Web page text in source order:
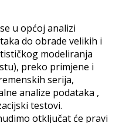
u općoj analizi
do obrade velikih i
modeliranja
preko primjene i
serija,
analize podataka ,
testovi.
otključat će pravi